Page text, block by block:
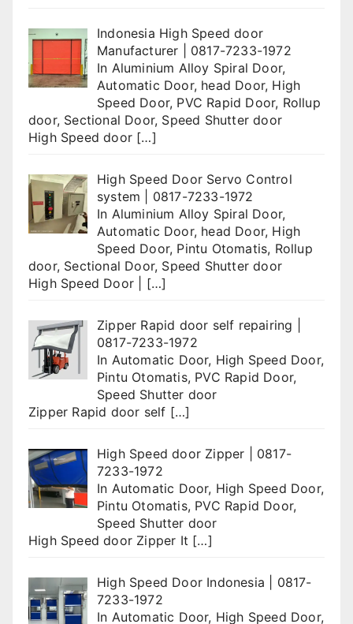
Indonesia High Speed door
Manufacturer | 0817-7233-1972
In Aluminium Alloy Spiral Door,
Automatic Door, head Door, High
Speed Door, PVC Rapid Door, Rollup
door, Sectional Door, Speed Shutter door
High Speed door […]
High Speed Door Servo Control
system | 0817-7233-1972
In Aluminium Alloy Spiral Door,
Automatic Door, head Door, High
Speed Door, Pintu Otomatis, Rollup
door, Sectional Door, Speed Shutter door
High Speed Door | […]
Zipper Rapid door self repairing |
0817-7233-1972
In Automatic Door, High Speed Door,
Pintu Otomatis, PVC Rapid Door,
Speed Shutter door
Zipper Rapid door self […]
High Speed door Zipper | 0817-
7233-1972
In Automatic Door, High Speed Door,
Pintu Otomatis, PVC Rapid Door,
Speed Shutter door
High Speed door Zipper It […]
High Speed Door Indonesia | 0817-
7233-1972
In Automatic Door, High Speed Door,